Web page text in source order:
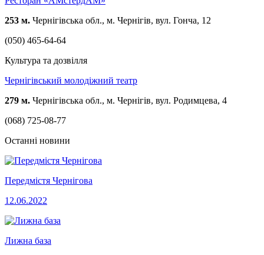
253 м. Чернігівська обл., м. Чернігів, вул. Гонча, 12
(050) 465-64-64
Культура та дозвілля
Чернігівський молодіжний театр
279 м. Чернігівська обл., м. Чернігів, вул. Родимцева, 4
(068) 725-08-77
Останні новини
Передмістя Чернігова
12.06.2022
Лижна база